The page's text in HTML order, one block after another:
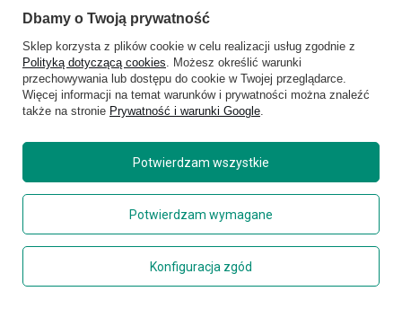
Herschel
Jeep
Knirps
LEGO
Muitomas
National Geographic
Wenger
Victorinox
Volkswagen
XD Design
Zojirushi
FLYNKA
VANS
Dbamy o Twoją prywatność
Sklep korzysta z plików cookie w celu realizacji usług zgodnie z
Polityką dotyczącą cookies. Możesz określić warunki
przechowywania lub dostępu do cookie w Twojej przeglądarce.
Więcej informacji na temat warunków i prywatności można znaleźć
także na stronie Prywatność i warunki Google.
Potwierdzam wymagane
Konfiguracja zgód
Potwierdzam wszystkie